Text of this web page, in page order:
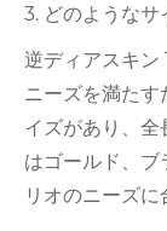
3. どのような
逆ディアスキン
ニーズを満た
イズがあり、全
はゴールド、
リオのニーズに